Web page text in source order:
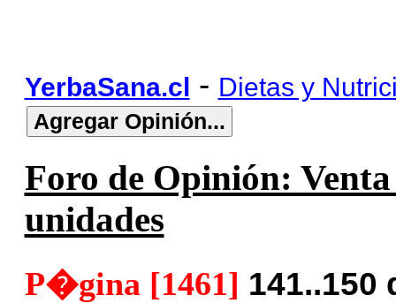
YerbaSana.cl - Dietas y
Foro de Opinión:
unidades
P�gina [1461] 141..150